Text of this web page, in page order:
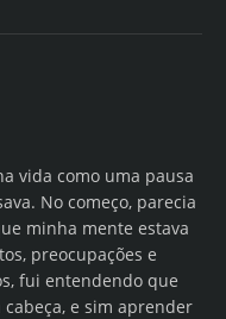
vida como uma pausa
No começo, parecia
minha mente estava
preocupações e
fui entendendo que
cabeça, e sim aprender